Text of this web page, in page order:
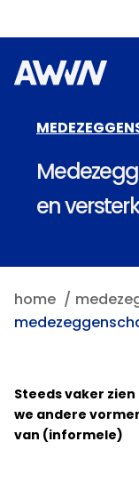
en
home
Steeds vaker zien
we andere
van (informele)